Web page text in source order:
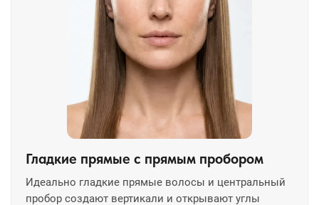
Гладкие прямые с прямым пробором
Идеально гладкие прямые волосы и центральный
пробор создают вертикали и открывают углы